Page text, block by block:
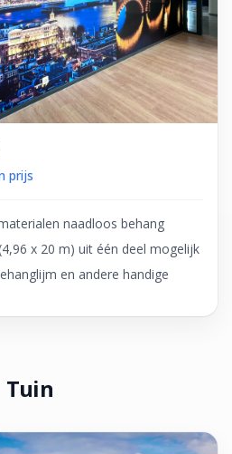
prijs
naadloos behang
x 20 m) uit één deel mogelijk
en andere handige
Tuin